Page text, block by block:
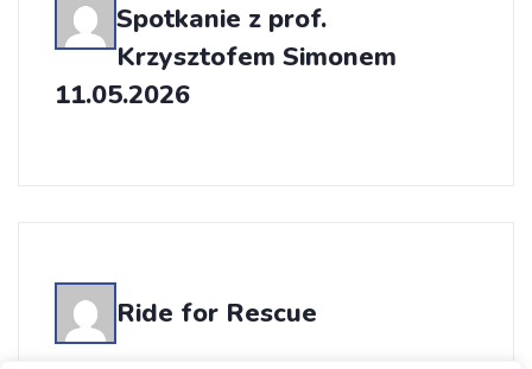
Spotkanie z prof.
Krzysztofem Simonem
11.05.2026
Ride for Rescue